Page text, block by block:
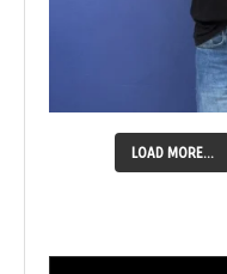
LOAD MORE...